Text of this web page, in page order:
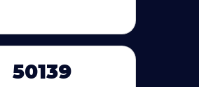
50139